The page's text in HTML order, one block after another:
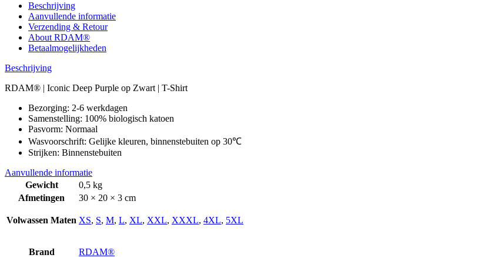
Beschrijving
Aanvullende informatie
Verzending & Retour
About RDAM®
Betaalmogelijkheden
Beschrijving
RDAM® | Iconic Deep Purple op Zwart | T-Shirt
Bezorging: 2-6 werkdagen
Samenstelling: 100% biologisch katoen
Pasvorm: Normaal
Wasvoorschrift: Gelijke kleuren, binnenstebuiten op 30℃
Strijken: Binnenstebuiten
Aanvullende informatie
Gewicht
0,5 kg
Afmetingen
30 × 20 × 3 cm
Volwassen Maten XS, S, M, L, XL, XXL, XXXL, 4XL, 5XL
Brand RDAM®